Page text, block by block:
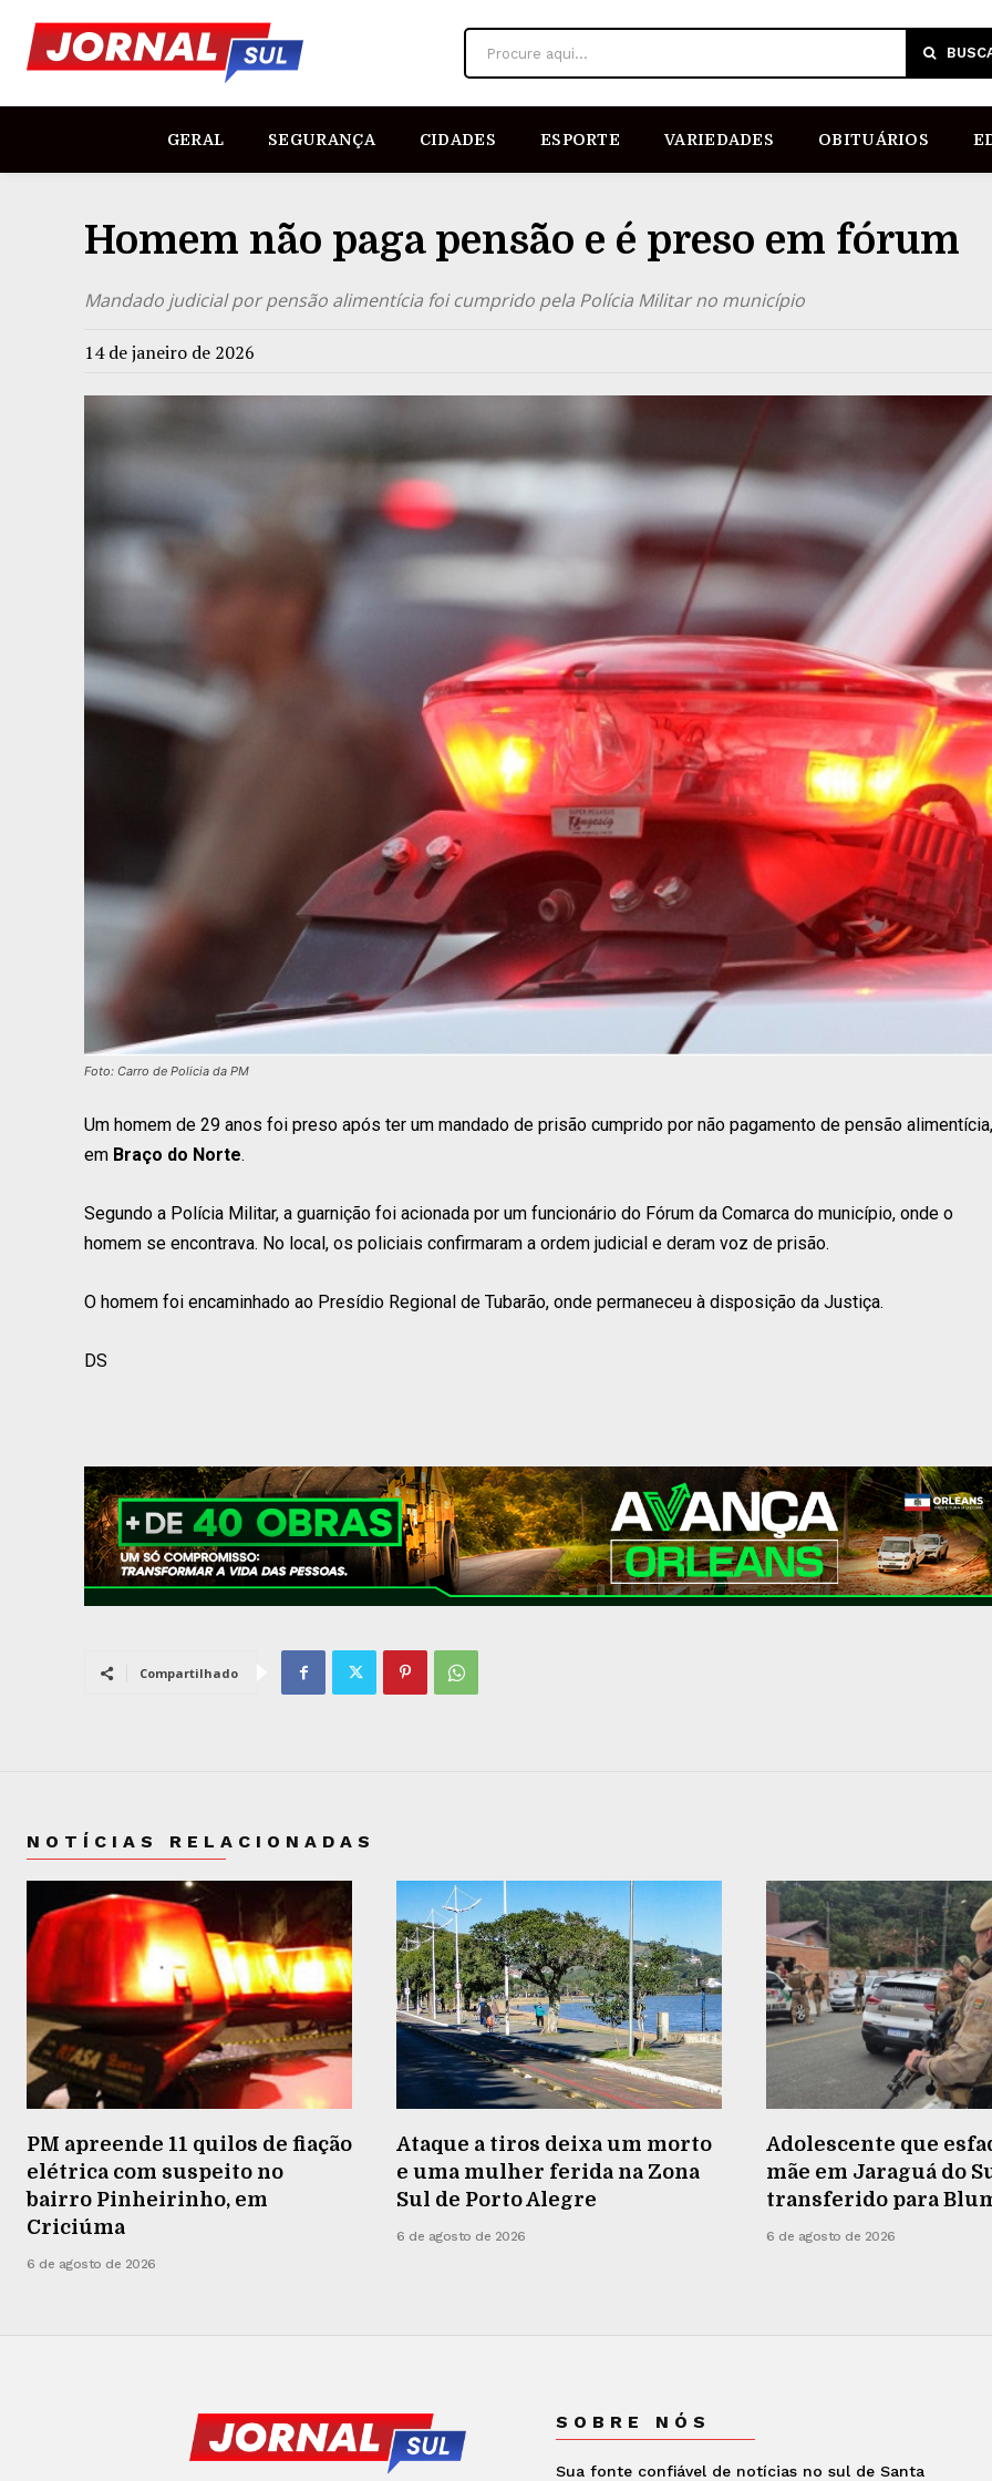
Procure aqui...
GERAL SEGURANÇA CIDADES ESPORTE VARIEDADES OBITUÁRIOS
Homem não paga pensão e é preso em fórum
Mandado judicial por pensão alimentícia foi cumprido pela Polícia Militar no município
14 de janeiro de 2026
Foto: Carro de Policia da PM
Um homem de 29 anos foi preso após ter um mandado de prisão cumprido por não pagamento de pensão alimentícia,
em Braço do Norte.
Segundo a Polícia Militar, a guarnição foi acionada por um funcionário do Fórum da Comarca do município, onde o
homem se encontrava. No local, os policiais confirmaram a ordem judicial e deram voz de prisão.
O homem foi encaminhado ao Presídio Regional de Tubarão, onde permaneceu à disposição da Justiça.
DS
Compartilhado
NOTÍCIAS RELACIONADAS
PM apreende 11 quilos de fiação
elétrica com suspeito no
bairro Pinheirinho, em
Criciúma
6 de agosto de 2026
Ataque a tiros deixa um morto
e uma mulher ferida na Zona
Sul de Porto Alegre
6 de agosto de 2026
Adolescente que
mãe em Jaraguá do
transferido para
6 de agosto de 2026
SOBRE NÓS
Sua fonte confiável de notícias no sul de Santa